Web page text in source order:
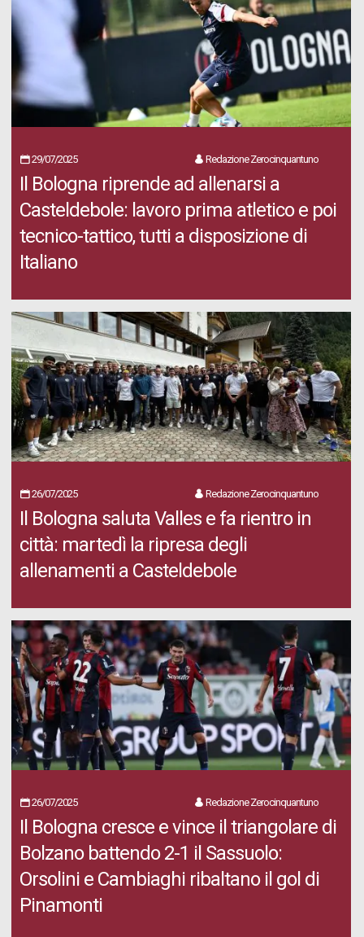
29/07/2025 Redazione Zerocinquantuno
Il Bologna riprende ad allenarsi a
Casteldebole: lavoro prima atletico e poi
tecnico-tattico, tutti a disposizione di
Italiano
26/07/2025 Redazione Zerocinquantuno
Il Bologna saluta Valles e fa rientro in
città: martedì la ripresa degli
allenamenti a Casteldebole
26/07/2025 Redazione Zerocinquantuno
Il Bologna cresce e vince il triangolare di
Bolzano battendo 2-1 il Sassuolo:
Orsolini e Cambiaghi ribaltano il gol di
Pinamonti